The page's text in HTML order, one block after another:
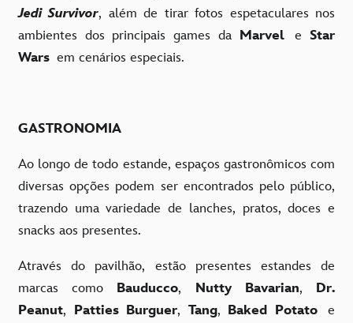
Jedi Survivor, além de tirar fotos espetaculares nos
ambientes dos principais games da Marvele Star
Wars em cenários especiais.
GASTRONOMIA
Ao longo de todo estande, espaços gastronômicos com
diversas opções podem ser encontrados pelo público,
trazendo uma variedade de lanches, pratos, doces e
snacks aos presentes.
Através do pavilhão, estão presentes estandes de
marcas como Bauducco, Nutty Bavarian, Dr.
Peanut, Patties Burguer, Tang, Baked Potatoe